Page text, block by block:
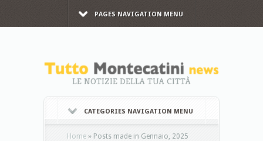
PAGES NAVIGATION MENU
LE NOTIZIE DELLA TUA CITTÀ
CATEGORIES NAVIGATION MENU
Home » Posts made in Gennaio, 2025